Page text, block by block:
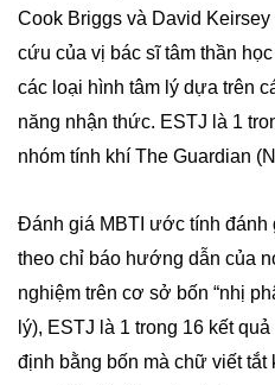
Cook Briggs và David
cứu của vị bác sĩ tâm thần
các loại hình tâm lý dựa trên
năng nhận thức. ESTJ là 1
nhóm tính khí The Guardian
Đánh giá MBTI ước tính đánh
theo chỉ báo hướng dẫn của
nghiệm trên cơ sở bốn “nhị
lý), ESTJ là 1 trong 16 kết
định bằng bốn mà chữ viết tắt